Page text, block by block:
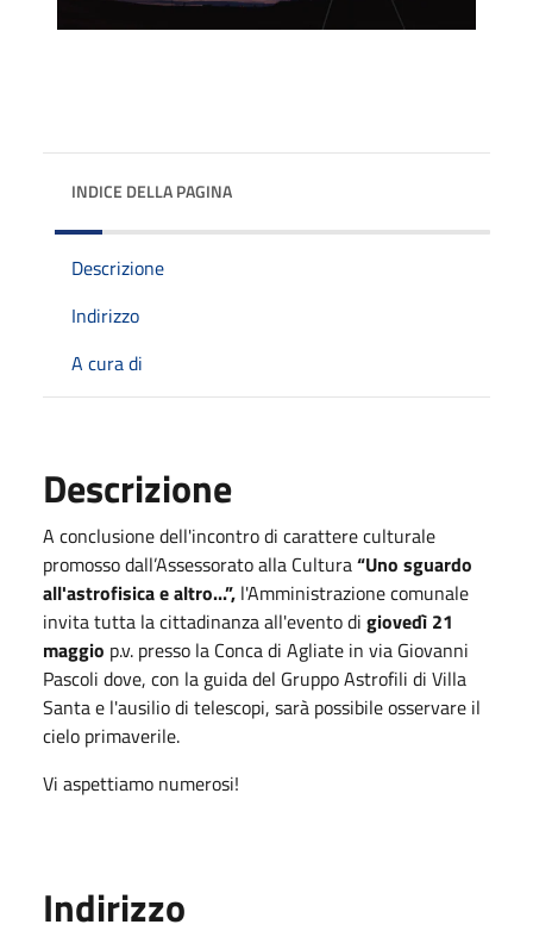
INDICE DELLA PAGINA
Descrizione
Indirizzo
A cura di
Descrizione
A conclusione dell'incontro di carattere culturale
promosso dall’Assessorato alla Cultura“Uno sguardo
all'astrofisica e altro...”, l'Amministrazione comunale
invita tutta la cittadinanza all'evento di giovedì 21
maggio p.v. presso la Conca di Agliate in via Giovanni
Pascoli dove, con la guida del Gruppo Astrofili di Villa
Santa e l'ausilio di telescopi, sarà possibile osservare il
cielo primaverile.
Vi aspettiamo numerosi!
Indirizzo